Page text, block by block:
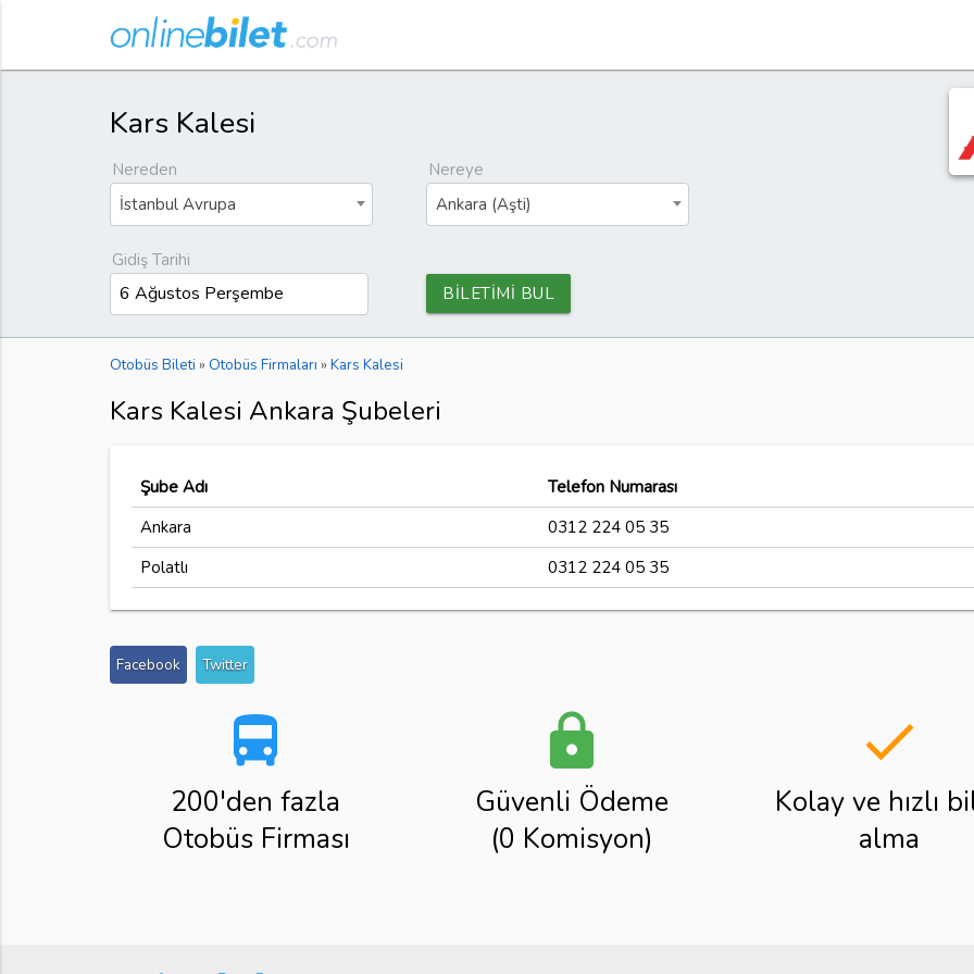
Kars Kalesi
Nereden
İstanbul Avrupa
Nereye
Ankara (Aşti)
Gidiş Tarihi
BİLETİMİ BUL
Otobüs Bileti » Otobüs Firmaları » Kars Kalesi
Kars Kalesi Ankara Şubeleri
Şube Adı
Telefon Numarası
Ankara
0312 224 05 35
Polatlı
0312 224 05 35
Facebook Twitter
directions_bus
200'den fazla
Otobüs Firması
lock
Güvenli Ödeme
(0 Komisyon)
done
Kolay ve hızlı
alma